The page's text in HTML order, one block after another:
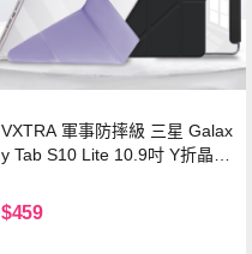
VXTRA 軍事防摔級 三星 Galax
y Tab S10 Lite 10.9吋 Y折晶透
$459